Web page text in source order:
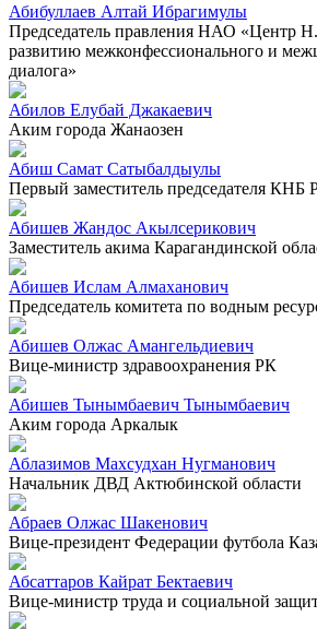
Абибуллаев Алтай Ибрагимулы
Председатель правления НАО «Центр
развитию межконфессионального и
диалога»
Абилов Елубай Джакаевич
Аким города Жанаозен
Абиш Самат Сатыбалдыулы
Первый заместитель председателя КНБ
Абишев Жандос Акылсерикович
Заместитель акима Карагандинской
Абишев Ислам Алмаханович
Председатель комитета по водным
Абишев Олжас Амангельдиевич
Вице-министр здравоохранения РК
Абишев Тынымбаевич Тынымбаевич
Аким города Аркалык
Аблазимов Махсудхан Нугманович
Начальник ДВД Актюбинской области
Абраев Олжас Шакенович
Вице-президент Федерации футбола
Абсаттаров Кайрат Бектаевич
Вице-министр труда и социальной